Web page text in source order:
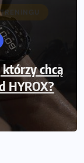
chcą
HYROX?